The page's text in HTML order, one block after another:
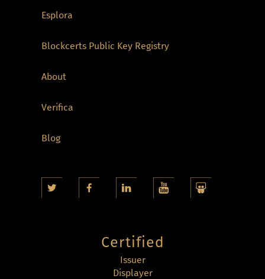
Esplora
Blockcerts Public Key Registry
About
Verifica
Blog
Certified
Issuer
Displayer